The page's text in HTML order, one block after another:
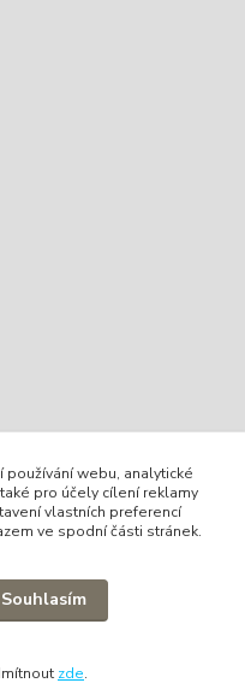
používání webu, analytické
pro účely cílení reklamy
vlastních preferencí
ve spodní části stránek.
Souhlasím
zde.